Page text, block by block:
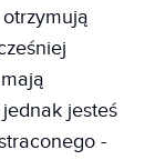
jesteś
-